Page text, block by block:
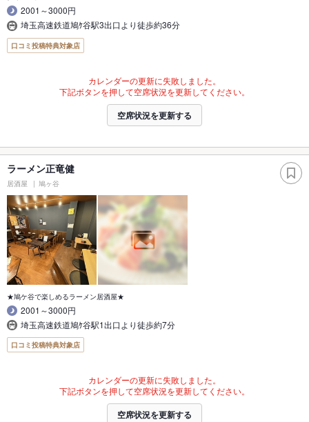
2001～3000円
埼玉高速鉄道鳩ｹ谷駅3出口より徒歩約36分
口コミ投稿特典対象店
カレンダーの更新に失敗しました。
下記ボタンを押して空席状況を更新してください。
空席状況を更新する
ラーメン正竜健
居酒屋 鳩ヶ谷
★鳩ケ谷で楽しめるラーメン居酒屋★
2001～3000円
埼玉高速鉄道鳩ｹ谷駅1出口より徒歩約7分
口コミ投稿特典対象店
カレンダーの更新に失敗しました。
下記ボタンを押して空席状況を更新してください。
空席状況を更新する